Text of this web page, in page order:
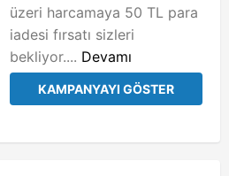
üzeri harcamaya 50 TL para
iadesi fırsatı sizleri
bekliyor.... Devamı
KAMPANYAYI GÖSTER